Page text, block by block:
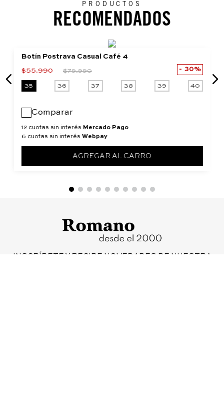
PRODUCTOS
RECOMENDADOS
Botín Postrava Casual Café 4
$55.990 $79.990 30%
35 36 37 38 39 40
Comparar
12 cuotas sin interés Mercado Pago
6 cuotas sin interés Webpay
AGREGAR AL CARRO
INSCRÍBETE Y RECIBE NOVEDADES DE NUESTRA